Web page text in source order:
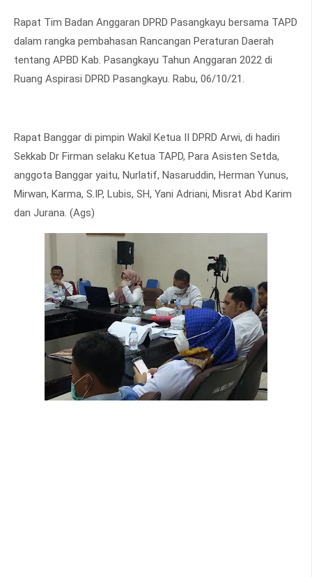
Rapat Tim Badan Anggaran DPRD Pasangkayu bersama TAPD
dalam rangka pembahasan Rancangan Peraturan Daerah
tentang APBD Kab. Pasangkayu Tahun Anggaran 2022 di
Ruang Aspirasi DPRD Pasangkayu. Rabu, 06/10/21.
Rapat Banggar di pimpin Wakil Ketua II DPRD Arwi, di hadiri
Sekkab Dr Firman selaku Ketua TAPD, Para Asisten Setda,
anggota Banggar yaitu, Nurlatif, Nasaruddin, Herman Yunus,
Mirwan, Karma, S.IP, Lubis, SH, Yani Adriani, Misrat Abd Karim
dan Jurana. (Ags)